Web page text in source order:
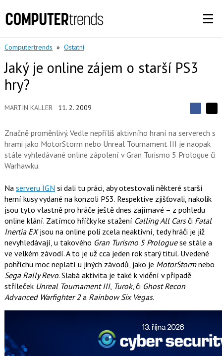
Computertrends » Ostatní
Jaký je online zájem o starší PS3
hry?
MARTIN KALLER 11. 2. 2009
S
í
l
S
l
e
j
t
F
a
e
b
o
k
í
j
í
X
Značně proměnlivý. Vedle nepříliš aktivního hraní na serverech s
hrami jako MotorStorm nebo Unreal Tournament III je naopak
stále vyhledávané online zápolení v Gran Turismo 5 Prologue či
Warhawku.
Na serveru IGN si dali tu práci, aby otestovali některé starší
herní kusy vydané na konzoli PS3. Respektive zjišťovali, nakolik
jsou tyto vlastně pro hráče ještě dnes zajímavé – z pohledu
online klání. Zatímco hříčky ke stažení Calling All Carsči Fatal
Inertia EXjsou na online poli zcela neaktivní, tedy hráči je již
nevyhledávají, u takového Gran Turismo 5 Prologuese stále a
ve velkém závodí. A to je už cca jeden rok starý titul. Uvedené
pohříchu moc neplatí u jiných závodů, jako je MotorStormnebo
Sega Rally Revo. Slabá aktivita je také k vidění v případě
stříleček Unreal Tournament III, Turok, či Ghost Recon
Advanced Warfighter 2a Rainbow Six Vegas.